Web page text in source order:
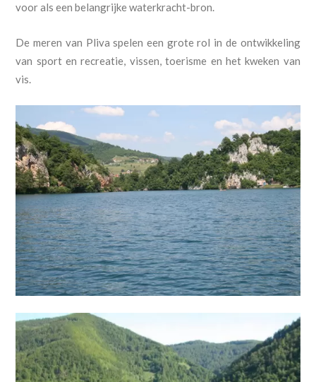
voor als een belangrijke waterkracht-bron.
De meren van Pliva spelen een grote rol in de ontwikkeling
van sport en recreatie, vissen, toerisme en het kweken van
vis.